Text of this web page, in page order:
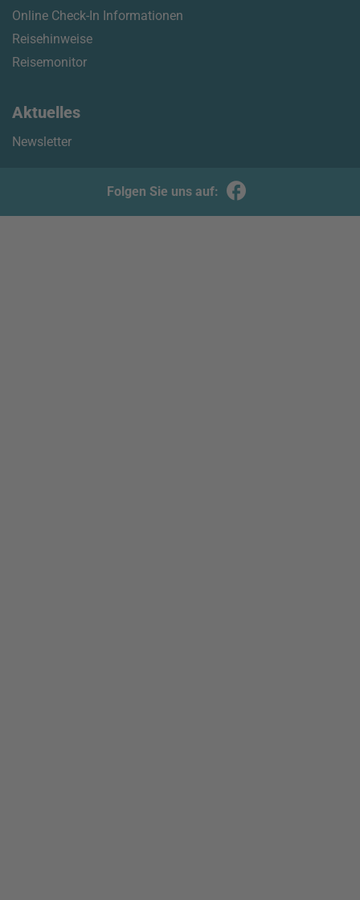
Online Check-In Informationen
Reisehinweise
Reisemonitor
Aktuelles
Newsletter
Folgen Sie uns auf: